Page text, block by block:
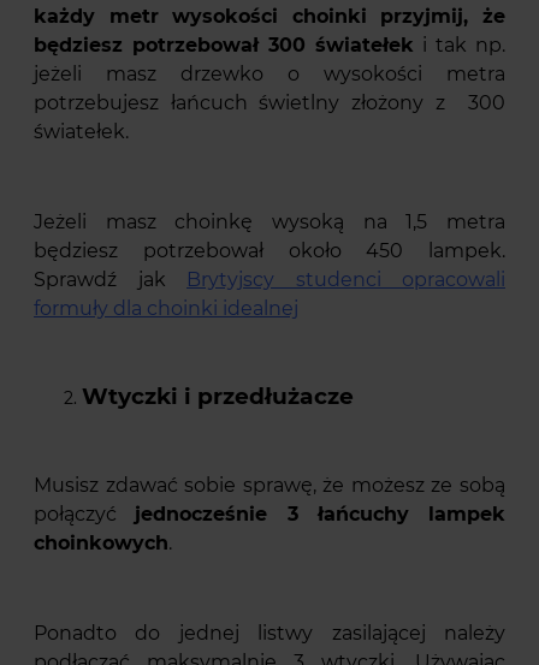
każdy metr wysokości choinki przyjmij, że
będziesz potrzebował 300 światełek i tak np.
jeżeli masz drzewko o wysokości metra
potrzebujesz łańcuch świetlny złożony z 300
światełek.
Jeżeli masz choinkę wysoką na 1,5 metra
będziesz potrzebował około 450 lampek.
Sprawdź jak
Brytyjscy studenci opracowali
formuły dla choinki idealnej
Wtyczki i przedłużacze
Musisz zdawać sobie sprawę, że możesz ze sobą
połączyć jednocześnie 3 łańcuchy lampek
choinkowych.
Ponadto do jednej listwy zasilającej należy